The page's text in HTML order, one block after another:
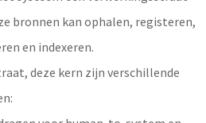
bronnen kan ophalen, registeren,
en indexeren.
deze kern zijn verschillende